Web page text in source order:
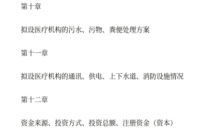
第十章
拟设医疗机构的污水、污物、粪便处理方案
第十一章
拟设医疗机构的通讯、供电、上下水道、消防设施情况
第十二章
资金来源、投资方式、投资总额、注册资金（资本）